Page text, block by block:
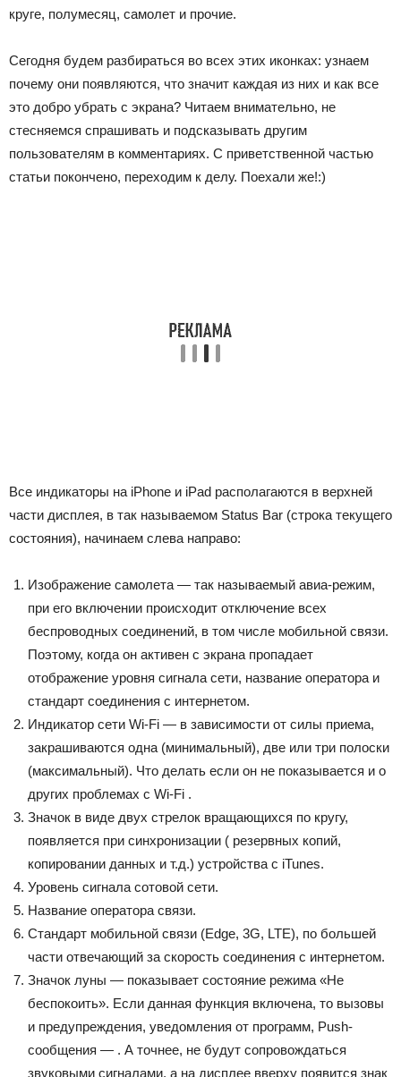
круге, полумесяц, самолет и прочие.
Сегодня будем разбираться во всех этих иконках: узнаем
почему они появляются, что значит каждая из них и как все
это добро убрать с экрана? Читаем внимательно, не
стесняемся спрашивать и подсказывать другим
пользователям в комментариях. С приветственной частью
статьи покончено, переходим к делу. Поехали же!:)
Все индикаторы на iPhone и iPad располагаются в верхней
части дисплея, в так называемом Status Bar (строка текущего
состояния), начинаем слева направо:
Изображение самолета — так называемый авиа-режим,
при его включении происходит отключение всех
беспроводных соединений, в том числе мобильной связи.
Поэтому, когда он активен с экрана пропадает
отображение уровня сигнала сети, название оператора и
стандарт соединения с интернетом.
Индикатор сети Wi-Fi — в зависимости от силы приема,
закрашиваются одна (минимальный), две или три полоски
(максимальный). Что делать если он не показывается и о
других проблемах с Wi-Fi .
Значок в виде двух стрелок вращающихся по кругу,
появляется при синхронизации ( резервных копий,
копировании данных и т.д.) устройства с iTunes.
Уровень сигнала сотовой сети.
Название оператора связи.
Стандарт мобильной связи (Edge, 3G, LTE), по большей
части отвечающий за скорость соединения с интернетом.
Значок луны — показывает состояние режима «Не
беспокоить». Если данная функция включена, то вызовы
и предупреждения, уведомления от программ, Push-
сообщения — . А точнее, не будут сопровождаться
звуковыми сигналами, а на дисплее вверху появится знак